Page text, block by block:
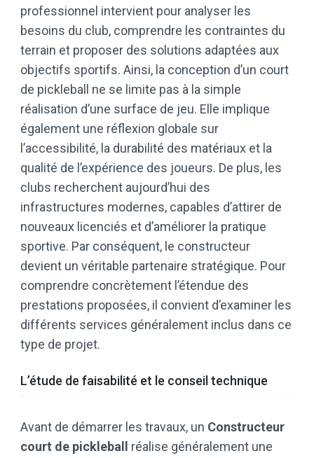
professionnel intervient pour analyser les
besoins du club, comprendre les contraintes du
terrain et proposer des solutions adaptées aux
objectifs sportifs. Ainsi, la conception d’un court
de pickleball ne se limite pas à la simple
réalisation d’une surface de jeu. Elle implique
également une réflexion globale sur
l’accessibilité, la durabilité des matériaux et la
qualité de l’expérience des joueurs. De plus, les
clubs recherchent aujourd’hui des
infrastructures modernes, capables d’attirer de
nouveaux licenciés et d’améliorer la pratique
sportive. Par conséquent, le constructeur
devient un véritable partenaire stratégique. Pour
comprendre concrètement l’étendue des
prestations proposées, il convient d’examiner les
différents services généralement inclus dans ce
type de projet.
L’étude de faisabilité et le conseil technique
Avant de démarrer les travaux, un Constructeur
court de pickleball
réalise généralement une